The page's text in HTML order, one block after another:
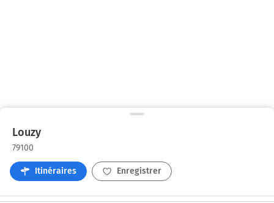
Louzy
79100
Itinéraires Enregistrer